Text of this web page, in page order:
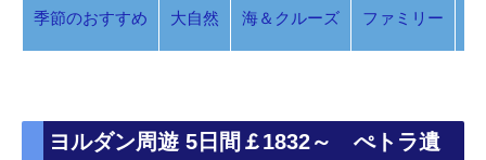
季節のおすすめ 大自然 海＆クルーズ ファミリー
ヨルダン周遊 5日間￡1832～ ぺトラ遺